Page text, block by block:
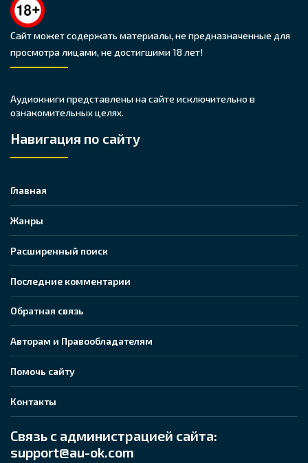
Сайт может содержать материалы, не предназначенные для
просмотра лицами, не достигшими 18 лет!
Аудиокниги представлены на сайте исключительно в
ознакомительных целях.
Навигация по сайту
Главная
Жанры
Расширенный поиск
Последние комментарии
Обратная связь
Авторам и Правообладателям
Помочь сайту
Контакты
Связь с администрацией сайта:
support@au-ok.com